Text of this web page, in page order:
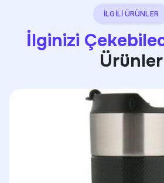
İLGİLİ ÜRÜNLER
İlginizi
Ürünler